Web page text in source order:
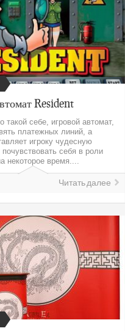
Resident
такой себе, игровой автомат,
платежных линий, а
игроку чудесную
себя в роли
некоторое время....
Читать далее